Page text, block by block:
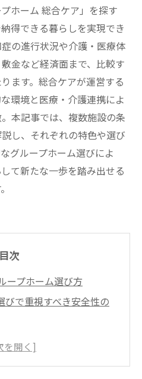
ホーム 総合ケア」を探す
得できる暮らしを実現でき
の進行状況や介護・医療体
金など経済面まで、比較す
ます。総合ケアが運営する
環境と医療・介護連携によ
本記事では、複数施設の条
し、それぞれの特色や選び
グループホーム選びによ
て新たな一歩を踏み出せる
目次
ープホーム選び方
びで重視すべき安全性の
安心感につながる理由